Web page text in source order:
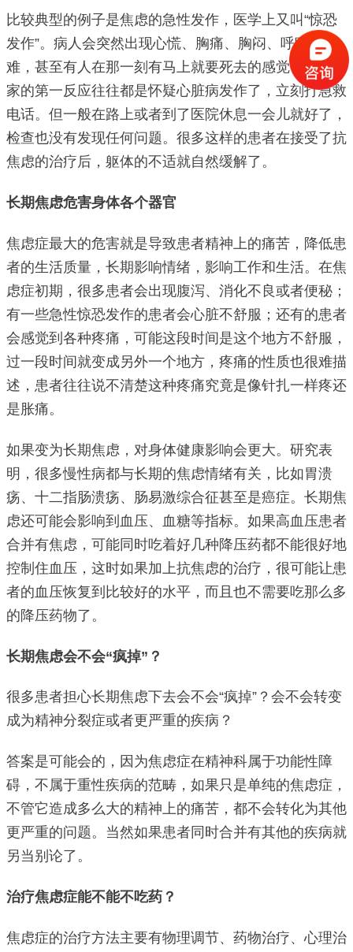
比较典型的例子是焦虑的急性发作，医学上又叫“惊恐
发作”。病人会突然出现心慌、胸痛、胸闷、呼吸困
难，甚至有人在那一刻有马上就要死去的感觉，这时大
家的第一反应往往都是怀疑心脏病发作了，立刻打急救
电话。但一般在路上或者到了医院休息一会儿就好了，
检查也没有发现任何问题。很多这样的患者在接受了抗
焦虑的治疗后，躯体的不适就自然缓解了。
长期焦虑危害身体各个器官
焦虑症最大的危害就是导致患者精神上的痛苦，降低患
者的生活质量，长期影响情绪，影响工作和生活。在焦
虑症初期，很多患者会出现腹泻、消化不良或者便秘；
有一些急性惊恐发作的患者会心脏不舒服；还有的患者
会感觉到各种疼痛，可能这段时间是这个地方不舒服，
过一段时间就变成另外一个地方，疼痛的性质也很难描
述，患者往往说不清楚这种疼痛究竟是像针扎一样疼还
是胀痛。
如果变为长期焦虑，对身体健康影响会更大。研究表
明，很多慢性病都与长期的焦虑情绪有关，比如胃溃
疡、十二指肠溃疡、肠易激综合征甚至是癌症。长期焦
虑还可能会影响到血压、血糖等指标。如果高血压患者
合并有焦虑，可能同时吃着好几种降压药都不能很好地
控制住血压，这时如果加上抗焦虑的治疗，很可能让患
者的血压恢复到比较好的水平，而且也不需要吃那么多
的降压药物了。
长期焦虑会不会“疯掉”？
很多患者担心长期焦虑下去会不会“疯掉”？会不会转变
成为精神分裂症或者更严重的疾病？
答案是可能会的，因为焦虑症在精神科属于功能性障
碍，不属于重性疾病的范畴，如果只是单纯的焦虑症，
不管它造成多么大的精神上的痛苦，都不会转化为其他
更严重的问题。当然如果患者同时合并有其他的疾病就
另当别论了。
治疗焦虑症能不能不吃药？
焦虑症的治疗方法主要有物理调节、药物治疗、心理治